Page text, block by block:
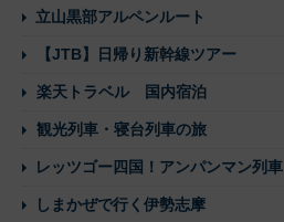
立山黒部アルペンルート
【JTB】日帰り新幹線ツアー
楽天トラベル 国内宿泊
観光列車・寝台列車の旅
レッツゴー四国！アンパンマン列車
しまかぜで行く伊勢志摩